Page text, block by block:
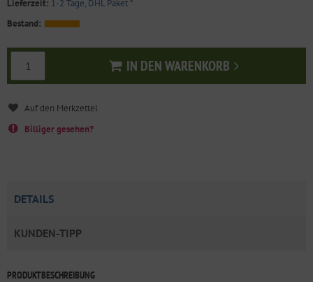
Lieferzeit: 1-2 Tage, DHL Paket*
Bestand:
IN DEN WARENKORB
In den Warenkorb
Billiger gesehen?
DETAILS
KUNDEN-TIPP
PRODUKTBESCHREIBUNG